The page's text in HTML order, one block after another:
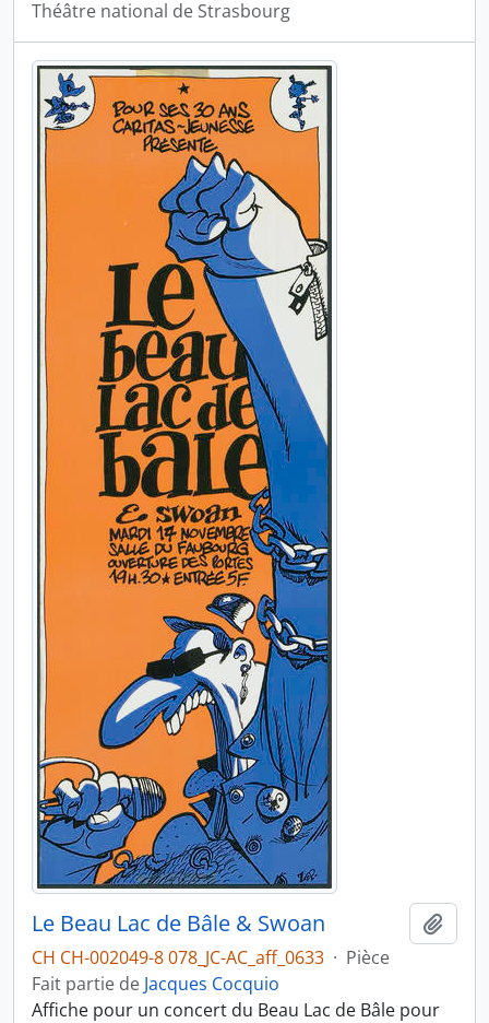
Théâtre national de Strasbourg
Le Beau Lac de Bâle & Swoan
CH CH-002049-8 078_JC-AC_aff_0633 · Pièce
Fait partie de Jacques Cocquio
Affiche pour un concert du Beau Lac de Bâle pour